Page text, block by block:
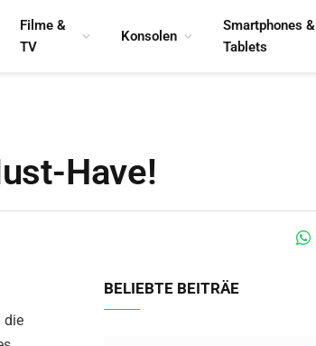
Filme &
TV
Konsolen
Smartphones &
Tablets
Have!
die
BELIEBTE BEITRÄE